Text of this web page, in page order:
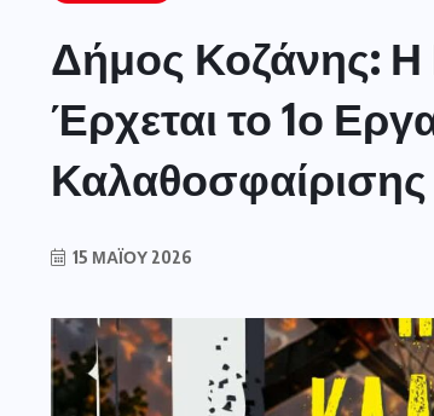
Δήμος Κοζάνης: Η
Έρχεται το 1ο
Καλαθοσφαίρισης
15 ΜΑΪ́ΟΥ 2026